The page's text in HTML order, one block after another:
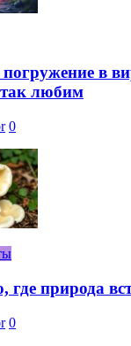
в
любим
0
где природа
0